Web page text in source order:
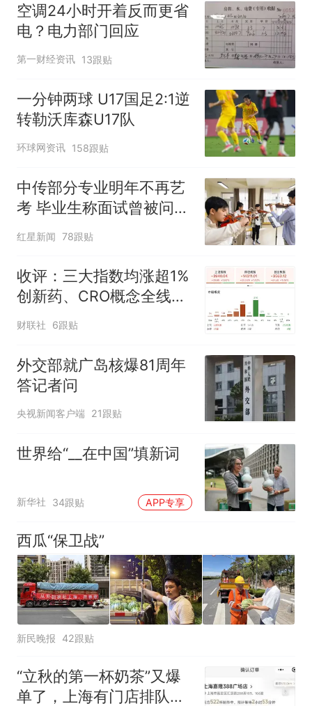
空调24小时开着反而更省
电？电力部门回应
第一财经资讯 13跟贴
一分钟两球 U17国足2:1逆
转勒沃库森U17队
环球网资讯 158跟贴
中传部分专业明年不再艺
考 毕业生称面试曾被问
“如何策划晚会” 专家：遏
红星新闻 78跟贴
收评：三大指数均涨超1%
创新药、CRO概念全线走
强
财联社 6跟贴
外交部就广岛核爆81周年
答记者问
央视新闻客户端 21跟贴
世界给“__在中国”填新词
新华社 34跟贴 APP专享
西瓜“保卫战”
新民晚报 42跟贴
“立秋的第一杯奶茶”又爆
单了，上海有门店排队超